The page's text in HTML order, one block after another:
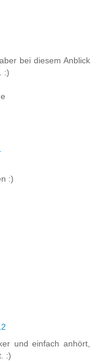
bei diesem Anblick
:)
:)
und einfach anhört,
:)